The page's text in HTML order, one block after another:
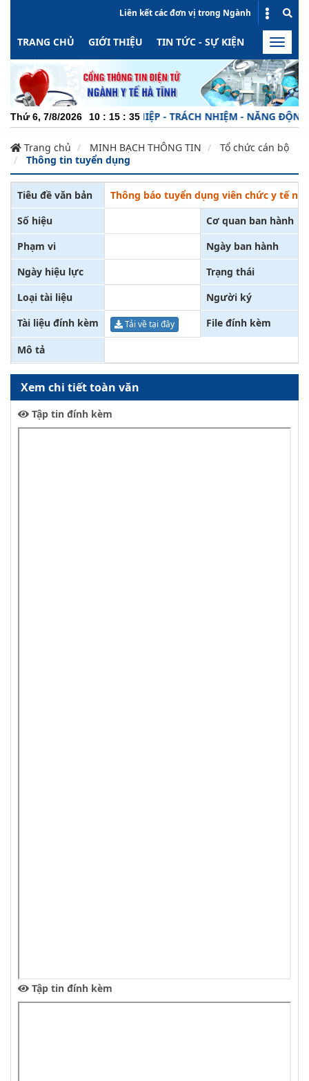
Liên kết các đơn vị trong Ngành
TRANG CHỦ GIỚI THIỆU TIN TỨC - SỰ KIỆN HOẠT
Toggle
Thứ 6, 7/8/2026 10 : 15 : 36
CHUYÊN NGHIỆP - TRÁCH NHIỆM - NĂNG ĐỘNG -
Trang chủ MINH BẠCH THÔNG TIN
Tổ chức cán bộ
Thông tin tuyển dụng
Tiêu đề văn bản
Thông báo tuyển dụng viên chức y tế
Số hiệu
Cơ quan ban hành
Phạm vi
Ngày ban hành
Ngày hiệu lực
Trạng thái
Loại tài liệu
Người ký
Tài liệu đính kèm
Tải về tại đây File đính kèm
Mô tả
Xem chi tiết toàn văn
Tập tin đính kèm
Tập tin đính kèm